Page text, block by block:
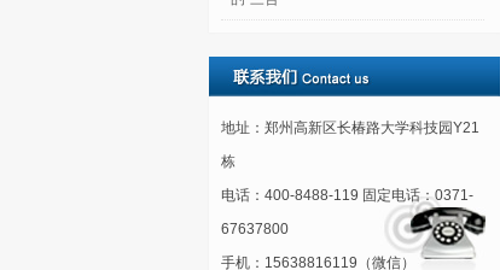
地址：郑州高新区长椿路大学科技园Y21
栋
电话：400-8488-119 固定电话：0371-
67637800
手机：15638816119（微信）